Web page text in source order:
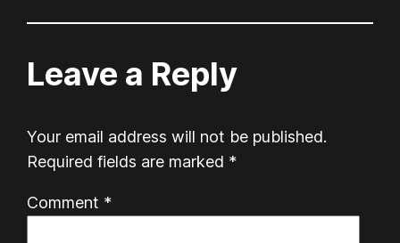
Leave a Reply
Your email address will not be published.
Required fields are marked *
Comment *